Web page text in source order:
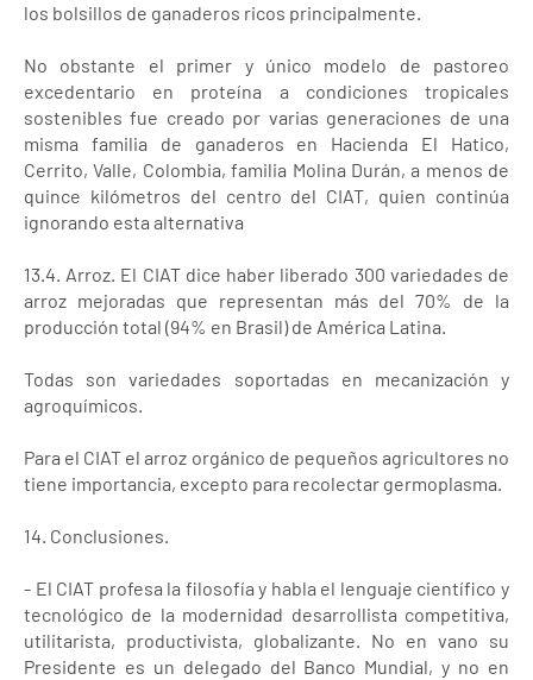
los bolsillos de ganaderos ricos principalmente.
No obstante el primer y único modelo de pastoreo
excedentario en proteína a condiciones tropicales
sostenibles fue creado por varias generaciones de una
misma familia de ganaderos en Hacienda El Hatico,
Cerrito, Valle, Colombia, familia Molina Durán, a menos de
quince kilómetros del centro del CIAT, quien continúa
ignorando esta alternativa
13.4. Arroz. El CIAT dice haber liberado 300 variedades de
arroz mejoradas que representan más del 70% de la
producción total (94% en Brasil) de América Latina.
Todas son variedades soportadas en mecanización y
agroquímicos.
Para el CIAT el arroz orgánico de pequeños agricultores no
tiene importancia, excepto para recolectar germoplasma.
14. Conclusiones.
- El CIAT profesa la filosofía y habla el lenguaje científico y
tecnológico de la modernidad desarrollista competitiva,
utilitarista, productivista, globalizante. No en vano su
Presidente es un delegado del Banco Mundial, y no en